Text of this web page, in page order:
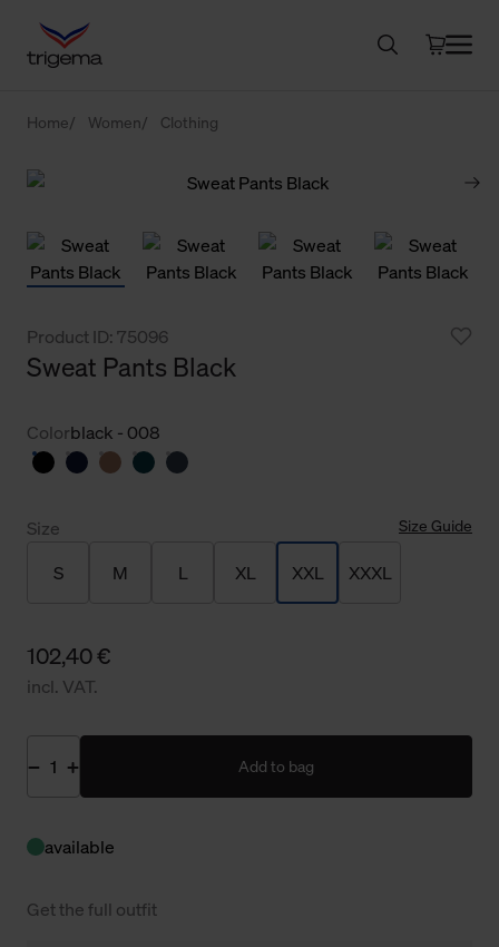
Home Women Clothing
Product ID: 75096
Sweat Pants Black
Colorblack - 008
Size Size Guide
S M L XL XXL XXXL
102,40 €
incl. VAT.
Add to bag
available
Get the full outfit